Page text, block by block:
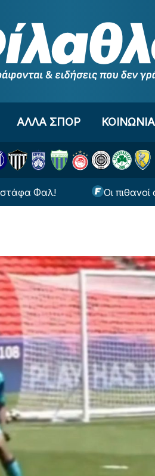
ΑΛΛΑ ΣΠΟΡ ΚΟΙΝΩΝΙΑ
Οι πιθανοί αντίπαλοι